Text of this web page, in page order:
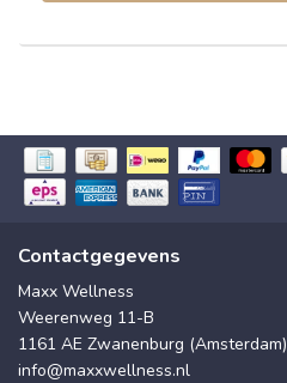
Contactgegevens
Maxx Wellness
Weerenweg 11-B
1161 AE Zwanenburg (Amsterdam)
info@maxxwellness.nl